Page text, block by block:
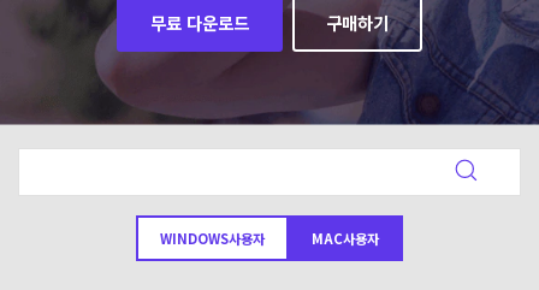
도움말 센터
동영상 변환
업그레이드된 뛰어난 지능형 변환 프로
Hot
오디오 변환
온라인 영상 편집기
동영상 변환
Hot
블로그
DVD / CD 사용자
DVD 변환
New
Hot
가이드
온라인으로 시작하기
search
무료 다운로드 구매하기
WINDOWS사용자 MAC사용자